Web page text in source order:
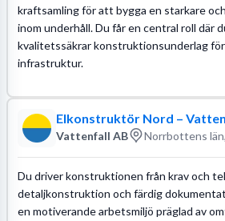
kraftsamling för att bygga en starkare
inom underhåll. Du får en central roll där
kvalitetssäkrar konstruktionsunderlag
infrastruktur.
Elkonstruktör Nord –
Vattenfall AB Norrbottens
Du driver konstruktionen från krav och
detaljkonstruktion och färdig
en motiverande arbetsmiljö präglad av